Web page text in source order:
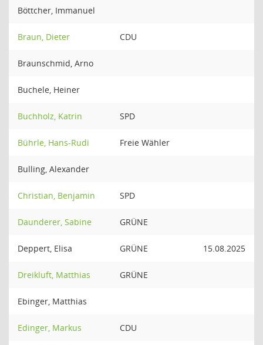
Böttcher, Immanuel
Braun, Dieter CDU
Braunschmid, Arno
Buchele, Heiner
Buchholz, Katrin SPD
Bührle, Hans-Rudi Freie Wähler
Bulling, Alexander
Christian, Benjamin SPD
Daunderer, Sabine GRÜNE
Deppert, Elisa GRÜNE 15.08.2025
Dreikluft, Matthias GRÜNE
Ebinger, Matthias
Edinger, Markus CDU